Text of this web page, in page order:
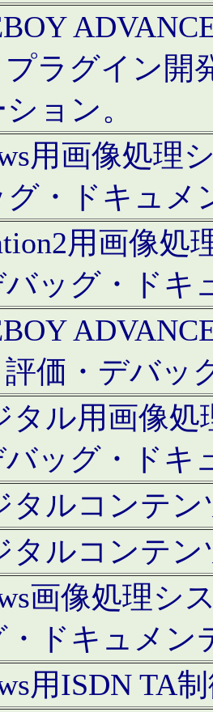
ラグイン開
ョン。
用画像処理
グ・ドキュメ
用画像
ッグ・ドキ
価・デバッ
タル用画像
ッグ・ドキ
タルコンテ
タルコンテ
画像処理シ
ドキュメン
用ISDN TA